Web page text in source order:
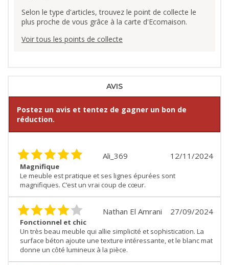
Selon le type d'articles, trouvez le point de collecte le
plus proche de vous grâce à la carte d'Ecomaison.
Voir tous les points de collecte
AVIS
Postez un avis et tentez de gagner un bon de
réduction.
12/11/2024
Ali_369
Magnifique
Le meuble est pratique et ses lignes épurées sont
magnifiques. C’est un vrai coup de cœur.
27/09/2024
Nathan El Amrani
Fonctionnel et chic
Un très beau meuble qui allie simplicité et sophistication. La
surface béton ajoute une texture intéressante, et le blanc mat
donne un côté lumineux à la pièce.